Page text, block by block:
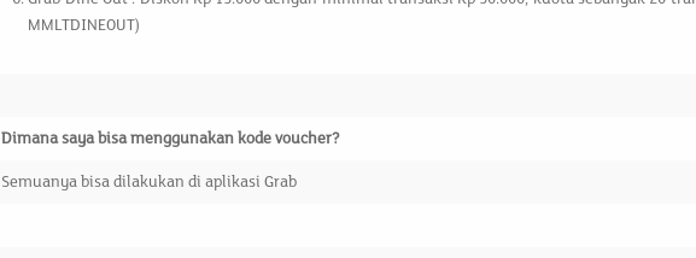
MMLTDINEOUT)
Dimana saya bisa menggunakan kode voucher?
Semuanya bisa dilakukan di aplikasi Grab